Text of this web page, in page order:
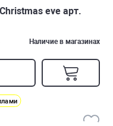
eve арт.
Наличие в магазинах